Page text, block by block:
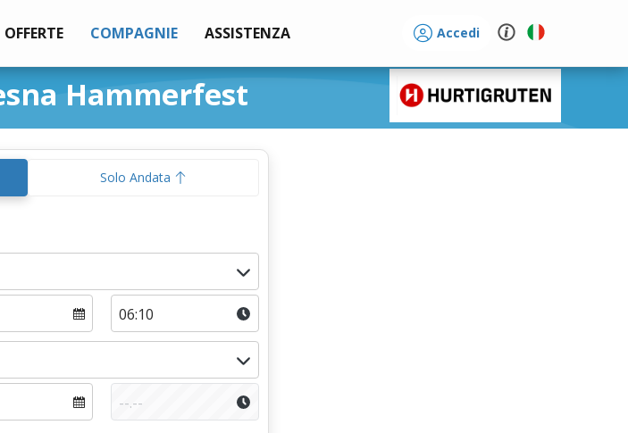
OFFERTE COMPAGNIE ASSISTENZA Accedi
Hammerfest
Solo Andata